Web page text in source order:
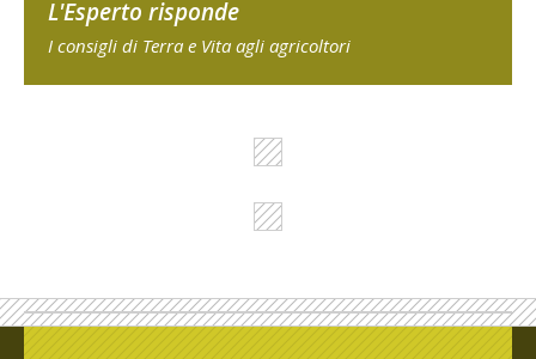
L'Esperto risponde
I consigli di Terra e Vita agli agricoltori